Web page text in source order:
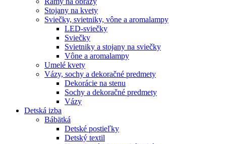
Stojany na kvety
Sviečky, svietniky, vône a aromalampy
LED-sviečky
Sviečky
Svietniky a stojany na sviečky
Vône a aromalampy
Umelé kvety
Vázy, sochy a dekoračné predmety
Dekorácie na stenu
Sochy a dekoračné predmety
Vázy
Detská izba
Bábätká
Detské postieľky
Detský textil